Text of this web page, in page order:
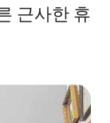
근사한 휴